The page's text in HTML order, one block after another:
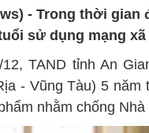
- Trong thời gian
sử dụng mạng
12, TAND tỉnh An
- Vũng Tàu) 5 năm
nhằm chống